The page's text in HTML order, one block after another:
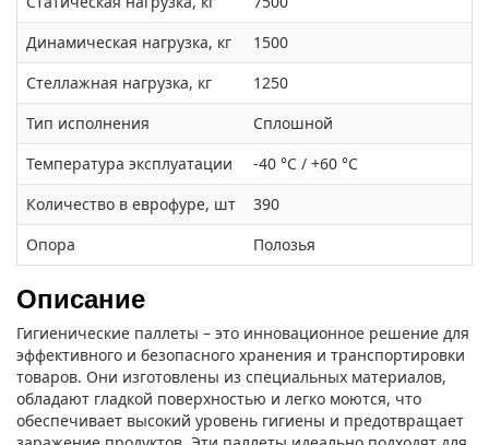
Динамическая нагрузка, кг
1500
Стеллажная нагрузка, кг
1250
Тип исполнения
Сплошной
Температура эксплуатации
-40 °C / +60 °C
Количество в еврофуре, шт
390
Опора
Полозья
Описание
Гигиенические паллеты – это инновационное решение для
эффективного и безопасного хранения и транспортировки
товаров. Они изготовлены из специальных материалов,
обладают гладкой поверхностью и легко моются, что
обеспечивает высокий уровень гигиены и предотвращает